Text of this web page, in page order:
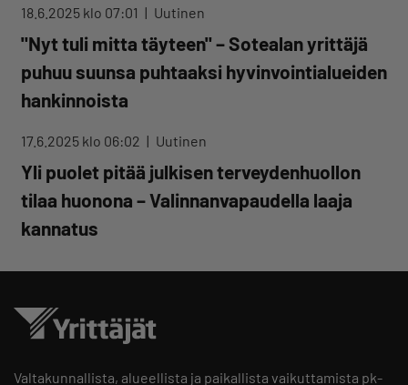
18.6.2025 klo 07:01 Uutinen
"Nyt tuli mitta täyteen" – Sotealan yrittäjä
puhuu suunsa puhtaaksi hyvinvointialueiden
hankinnoista
17.6.2025 klo 06:02 Uutinen
Yli puolet pitää julkisen terveydenhuollon
tilaa huonona – Valinnanvapaudella laaja
kannatus
Valtakunnallista, alueellista ja paikallista vaikuttamista pk-